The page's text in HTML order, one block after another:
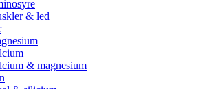
& led
& magnesium